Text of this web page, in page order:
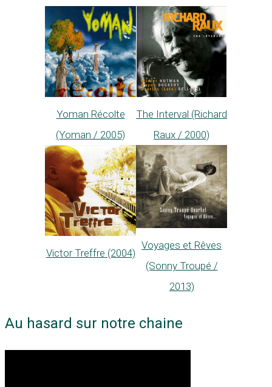
Yoman Récolte
(Yoman / 2005)
The Interval (Richard
Raux / 2000)
Victor Treffre (2004)
Voyages et Rêves
(Sonny Troupé /
2013)
Au hasard sur notre chaine